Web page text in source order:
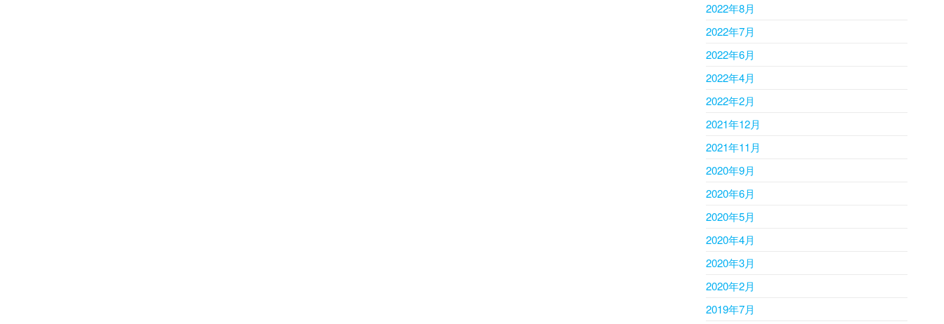
2022年8月
2022年7月
2022年6月
2022年4月
2022年2月
2021年12月
2021年11月
2020年9月
2020年6月
2020年5月
2020年4月
2020年3月
2020年2月
2019年7月